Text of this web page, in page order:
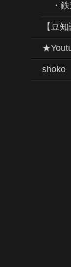
・
【豆知
shoko